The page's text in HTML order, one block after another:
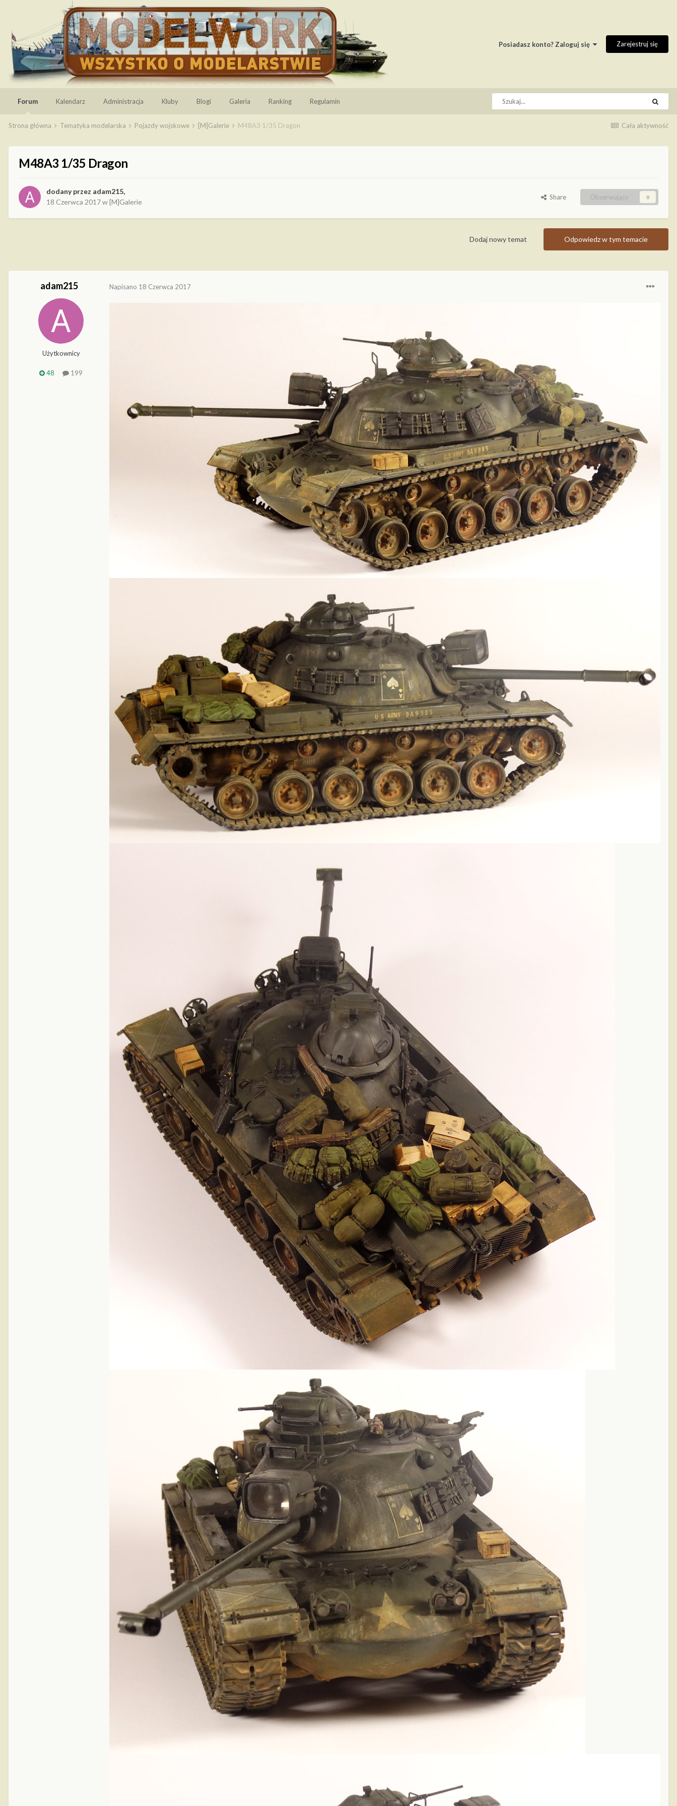
Posiadasz konto? Zaloguj się Zarejestruj się
Forum Kalendarz Administracja Kluby Blogi Galeria Ranking Regulamin
Cała aktywność
Strona główna Tematyka modelarska Pojazdy wojskowe [M]Galerie M48A3 1/35 Dragon
M48A3 1/35 Dragon
dodany przez adam215,
18 Czerwca 2017w[M]Galerie
Share Obserwujący 0
Odpowiedz w tym temacie
Dodaj nowy temat
adam215
Użytkownicy
48 199
Napisano 18 Czerwca 2017